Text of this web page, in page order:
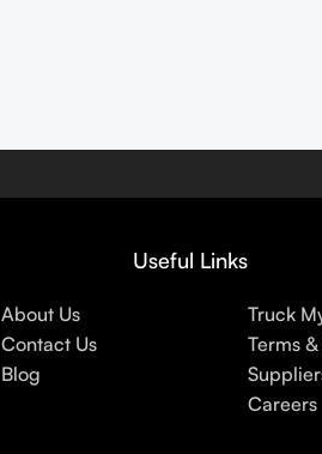
Truck
Terms
Careers
Useful Links
About Us
Contact Us
Blog